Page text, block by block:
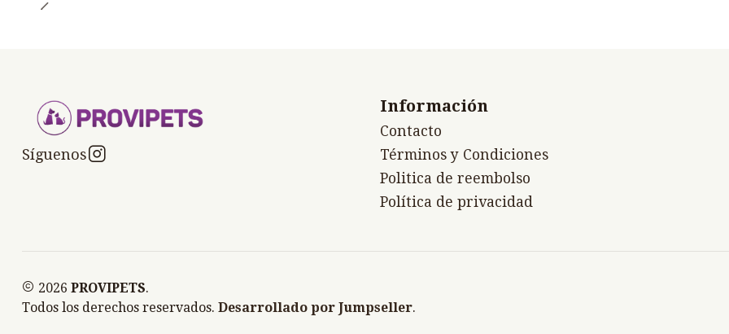
Síguenos
Información
Contacto
Términos y Condiciones
Politica de reembolso
Política de privacidad
2026 PROVIPETS.
Todos los derechos reservados. Desarrollado por Jumpseller.